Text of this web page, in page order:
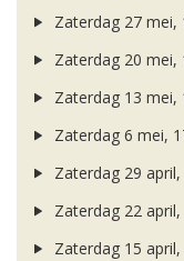
Zaterdag 27 mei,
Zaterdag 20 mei,
Zaterdag 13 mei,
Zaterdag 6 mei,
Zaterdag 29
Zaterdag 22
Zaterdag 15